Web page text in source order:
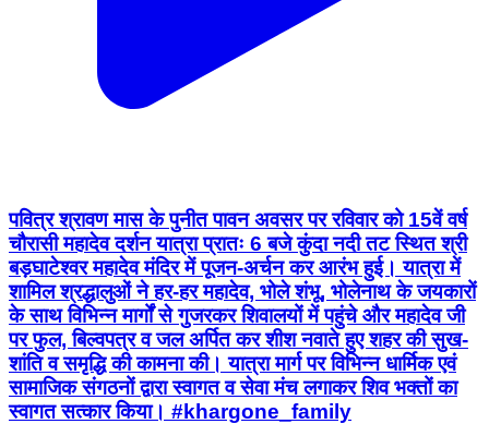
पवित्र श्रावण मास के पुनीत पावन अवसर पर रविवार को 15वें वर्ष
चौरासी महादेव दर्शन यात्रा प्रातः 6 बजे कुंदा नदी तट स्थित श्री
बड़घाटेश्वर महादेव मंदिर में पूजन-अर्चन कर आरंभ हुई। यात्रा में
शामिल श्रद्धालुओं ने हर-हर महादेव, भोले शंभू, भोलेनाथ के जयकारों
के साथ विभिन्न मार्गों से गुजरकर शिवालयों में पहुंचे और महादेव जी
पर फुल, बिल्वपत्र व जल अर्पित कर शीश नवाते हुए शहर की सुख-
शांति व समृद्धि की कामना की। यात्रा मार्ग पर विभिन्न धार्मिक एवं
सामाजिक संगठनों द्वारा स्वागत व सेवा मंच लगाकर शिव भक्तों का
स्वागत सत्कार किया। #khargone_family